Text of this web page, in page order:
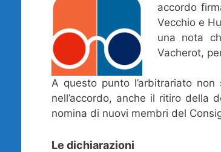
accordo
Vecchio e
una nota
Vacherot,
A questo punto l’arbitrariato
nell’accordo, anche il ritiro della
nomina di nuovi membri del
Le dichiarazioni